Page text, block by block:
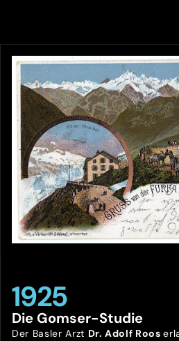
1925
Die Gomser-Studie
Der Basler Arzt Dr. Adolf Roos